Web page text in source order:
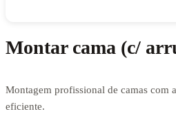
Montar cama (c/
Montagem profissional de camas com
eficiente.